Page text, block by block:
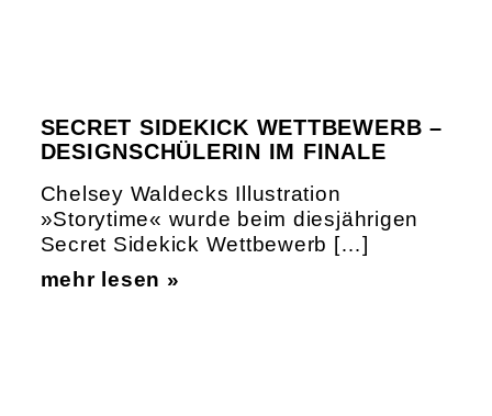
SECRET SIDEKICK WETTBEWERB –
DESIGNSCHÜLERIN IM FINALE
Chelsey Waldecks Illustration
»Storytime« wurde beim diesjährigen
Secret Sidekick Wettbewerb […]
mehr lesen »